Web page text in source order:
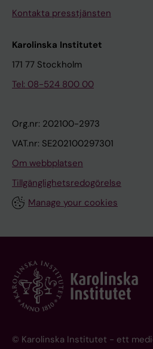
Kontakta presstjänsten
Karolinska Institutet
171 77 Stockholm
Tel: 08-524 800 00
Org.nr: 202100-2973
VAT.nr: SE202100297301
Om webbplatsen
Tillgänglighetsredogörelse
Manage your cookies
© Karolinska Institutet - ett